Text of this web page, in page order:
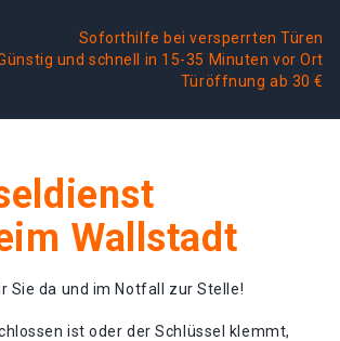
Soforthilfe bei versperrten Türen
und schnell in 15-35 Minuten vor Ort
Türöffnung ab 30 €
Wallstadt
Sie da und im Notfall zur Stelle!
ist oder der Schlüssel klemmt,